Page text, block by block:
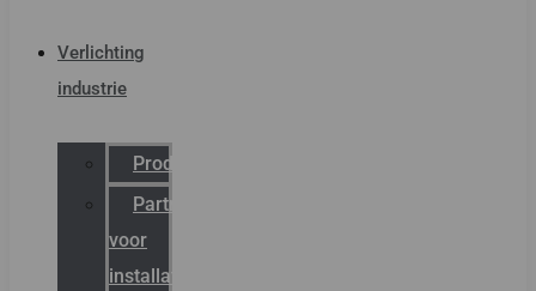
Verlichting
industrie
Productcatalogus
Partner
voor
installateurs